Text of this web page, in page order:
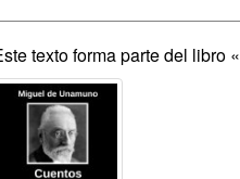
texto forma parte del libro «